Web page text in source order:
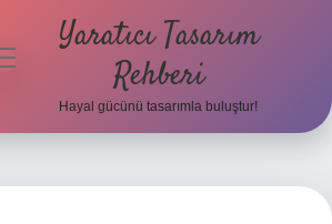
Yaratıcı Tasarım
Rehberi
Hayal gücünü tasarımla buluştur!